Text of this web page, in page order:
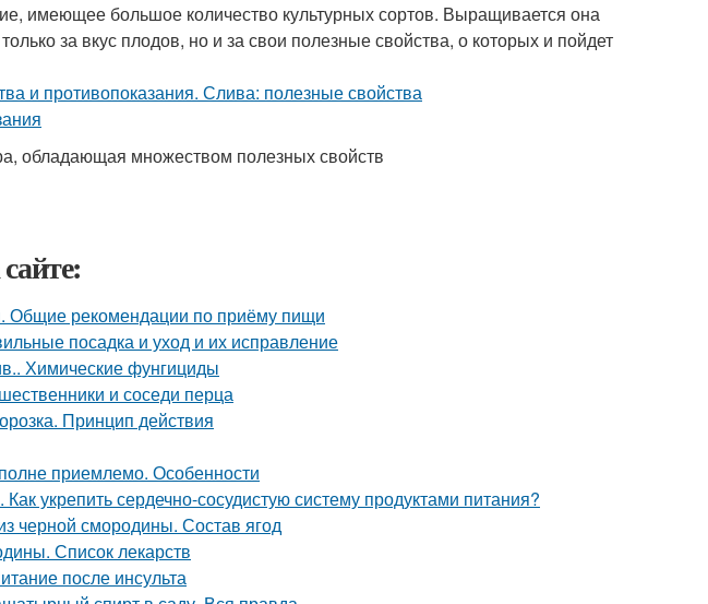
имеющее большое количество культурных сортов. Выращивается она
за вкус плодов, но и за свои полезные свойства, о которых и пойдет
обладающая множеством полезных свойств
Общие рекомендации по приёму пищи
посадка и уход и их исправление
Химические фунгициды
и соседи перца
Принцип действия
приемлемо. Особенности
укрепить сердечно-сосудистую систему продуктами питания?
черной смородины. Состав ягод
Список лекарств
после инсульта